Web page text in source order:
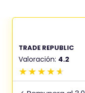
TRADE REPUBLIC
Valoración: 4.2